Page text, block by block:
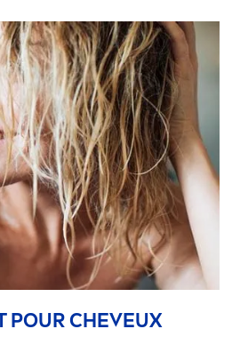
POUR CHEVEUX